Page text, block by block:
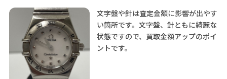
文字盤や針は査定金額に影響が出やす
い箇所です。文字盤、針ともに綺麗な
状態ですので、買取金額アップのポイ
ントです。